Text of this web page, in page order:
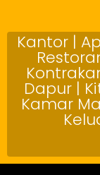
Kantor |
Dapur |
Kamar